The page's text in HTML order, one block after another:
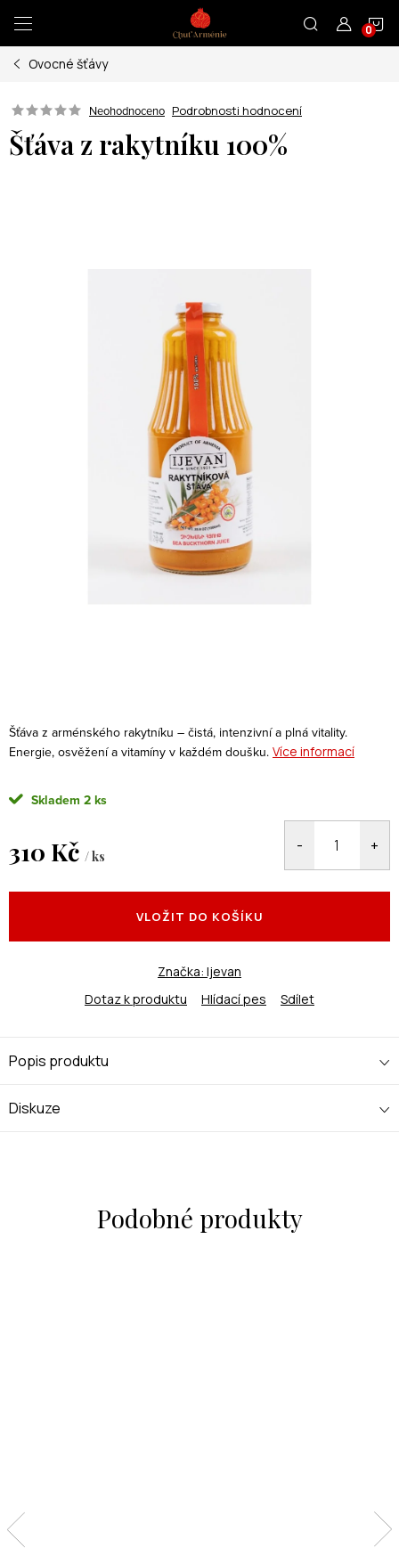
obsah
Ovocné šťávy
Neohodnoceno Podrobnosti hodnocení
Šťáva z rakytníku 100%
Šťáva z arménského rakytníku – čistá, intenzivní a plná vitality.
Energie, osvěžení a vitamíny v každém doušku. Více informací
Skladem 2 ks
310 Kč / ks
cena:
VLOŽIT DO KOŠÍKU
Značka: Ijevan
Dotaz k produktu
Hlídací pes Sdílet
Popis produktu
Diskuze